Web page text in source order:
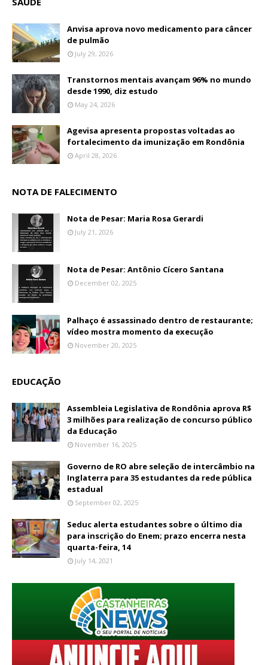
Anvisa aprova novo medicamento para câncer
de pulmão
July 29, 2026
Transtornos mentais avançam 96% no mundo
desde 1990, diz estudo
May 24, 2026
Agevisa apresenta propostas voltadas ao
fortalecimento da imunização em Rondônia
April 28, 2026
NOTA DE FALECIMENTO
Nota de Pesar: Maria Rosa Gerardi
July 21, 2026
Nota de Pesar: Antônio Cícero Santana
December 02, 2025
Palhaço é assassinado dentro de restaurante;
vídeo mostra momento da execução
November 20, 2025
EDUCAÇÃO
Assembleia Legislativa de Rondônia aprova R$
3 milhões para realização de concurso público
da Educação
November 16, 2025
Governo de RO abre seleção de intercâmbio na
Inglaterra para 35 estudantes da rede pública
estadual
September 02, 2025
Seduc alerta estudantes sobre o último dia
para inscrição do Enem; prazo encerra nesta
quarta-feira, 14
July 14, 2021